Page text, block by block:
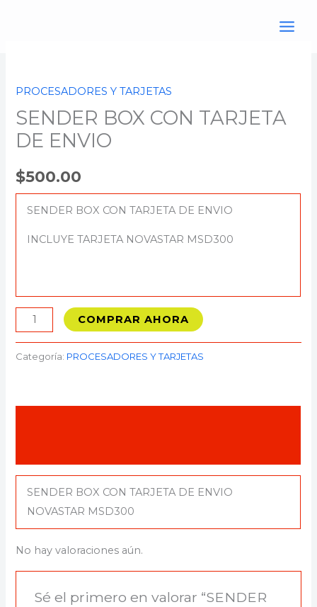
PROCESADORES Y TARJETAS
SENDER BOX CON TARJETA
DE ENVIO
$500.00
SENDER BOX CON TARJETA DE ENVIO
INCLUYE TARJETA NOVASTAR MSD300
CON
TARJETA
DE
ENVIO
cantidad
COMPRAR AHORA
Categoría: PROCESADORES Y TARJETAS
SENDER BOX CON TARJETA DE ENVIO
NOVASTAR MSD300
No hay valoraciones aún.
Sé el primero en valorar “SENDER